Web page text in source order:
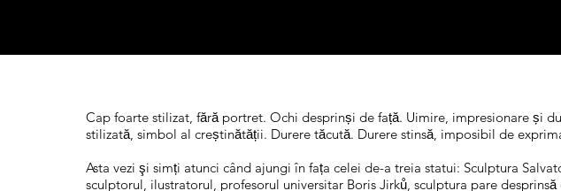
Cap foarte stilizat, fără portret. Ochi desprinși de față. Uimire, impresionare și
stilizată, simbol al creștinătății. Durere tăcută. Durere stinsă, imposibil de
Asta vezi şi simți atunci când ajungi în fața celei de-a treia statui: Sculptura
sculptorul, ilustratorul, profesorul universitar Boris Jirků, sculptura pare